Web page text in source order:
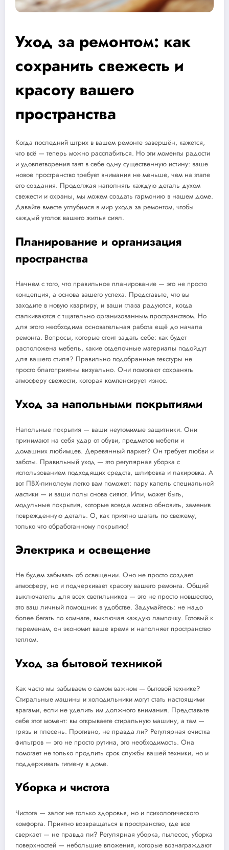
Уход за ремонтом: как
сохранить свежесть и
красоту вашего
пространства
Когда последний штрих в вашем ремонте завершён, кажется,
что всё — теперь можно расслабиться. Но эти моменты радости
и удовлетворения таят в себе одну существенную истину: ваше
новое пространство требует внимания не меньше, чем на этапе
его создания. Продолжая наполнять каждую деталь духом
свежести и охраны, мы можем создать гармонию в нашем доме.
Давайте вместе углубимся в мир ухода за ремонтом, чтобы
каждый уголок вашего жилья сиял.
Планирование и организация
пространства
Начнем с того, что правильное планирование — это не просто
концепция, а основа вашего успеха. Представьте, что вы
заходите в новую квартиру, и ваши глаза радуются, когда
сталкиваются с тщательно организованным пространством. Но
для этого необходима основательная работа ещё до начала
ремонта. Вопросы, которые стоит задать себе: как будет
расположена мебель, какие отделочные материалы подойдут
для вашего стиля? Правильно подобранные текстуры не
просто благоприятны визуально. Они помогают сохранять
атмосферу свежести, которая компенсирует износ.
Уход за напольными покрытиями
Напольные покрытия — ваши неутомимые защитники. Они
принимают на себя удар от обуви, предметов мебели и
домашних любимцев. Деревянный паркет? Он требует любви и
заботы. Правильный уход — это регулярная уборка с
использованием подходящих средств, шлифовка и лакировка. А
вот ПВХ-линолеум легко вам поможет: пару капель специальной
мастики — и ваши полы снова сияют. Или, может быть,
модульные покрытия, которые всегда можно обновить, заменив
поврежденную деталь. О, как приятно шагать по свежему,
только что обработанному покрытию!
Электрика и освещение
Не будем забывать об освещении. Оно не просто создает
атмосферу, но и подчеркивает красоту вашего ремонта. Общий
выключатель для всех светильников — это не просто новшество,
это ваш личный помощник в удобстве. Задумайтесь: не надо
более бегать по комнате, выключая каждую лампочку. Готовый к
переменам, он экономит ваше время и наполняет пространство
теплом.
Уход за бытовой техникой
Как часто мы забываем о самом важном — бытовой технике?
Стиральные машины и холодильники могут стать настоящими
врагами, если не уделить им должного внимания. Представьте
себе этот момент: вы открываете стиральную машину, а там —
грязь и плесень. Противно, не правда ли? Регулярная очистка
фильтров — это не просто рутина, это необходимость. Она
помогает не только продлить срок службы вашей техники, но и
поддерживать гигиену в доме.
Уборка и чистота
Чистота — залог не только здоровья, но и психологического
комфорта. Приятно возвращаться в пространство, где все
сверкает — не правда ли? Регулярная уборка, пылесос, уборка
поверхностей — небольшие вложения, которые вознаграждают